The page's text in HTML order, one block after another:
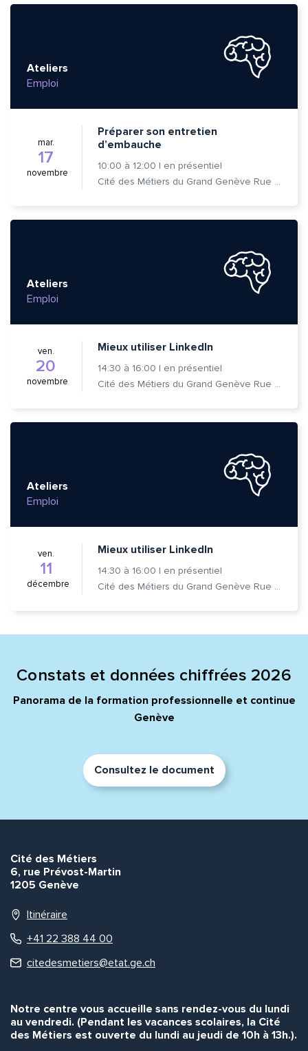
Ateliers
Emploi
mar.
17
novembre
Préparer son entretien
d’embauche
10:00 à 12:00 | en présentiel
Cité des Métiers du Grand Genève Rue Prévost-Martin 6 1205 Genève
Ateliers
Emploi
ven.
20
novembre
Mieux utiliser LinkedIn
14:30 à 16:00 | en présentiel
Cité des Métiers du Grand Genève Rue Prévost-Martin 6 1205 Genève
Ateliers
Emploi
ven.
11
décembre
Mieux utiliser LinkedIn
14:30 à 16:00 | en présentiel
Cité des Métiers du Grand Genève Rue Prévost-Martin 6 1205 Genève
Constats et données chiffrées 2026
Panorama de la formation professionnelle et continue
Genève
Consultez le document
Cité des Métiers
6, rue Prévost-Martin
1205 Genève
Itinéraire
+41 22 388 44 00
citedesmetiers@etat.ge.ch
Notre centre vous accueille sans rendez-vous du lundi
au vendredi. (Pendant les vacances scolaires, la Cité
des Métiers est ouverte du lundi au jeudi de 10h à 13h.).